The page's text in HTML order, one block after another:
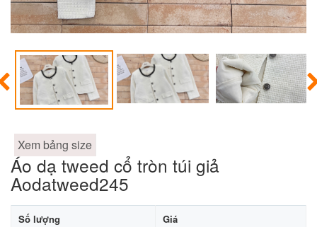
Xem bảng size
Áo dạ tweed cổ tròn túi giả
Aodatweed245
Số lượng Giá